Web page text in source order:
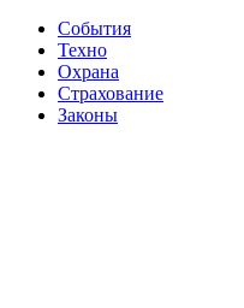
События
Техно
Охрана
Страхование
Законы